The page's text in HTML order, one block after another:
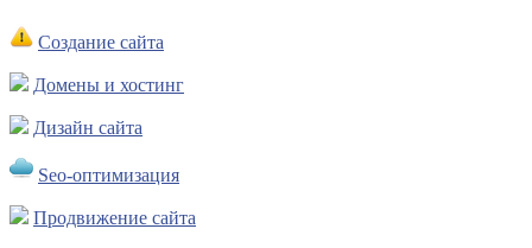
Создание сайта
Домены и хостинг
Дизайн сайта
Seo-оптимизация
Продвижение сайта